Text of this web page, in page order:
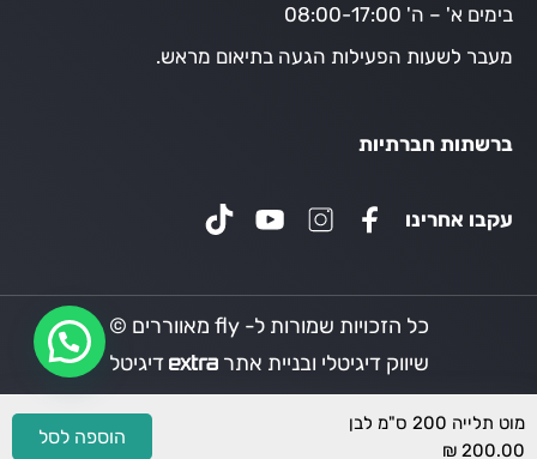
מוט תלייה 200 ס"מ לבן
200.00
₪
הוספה לסל
בימים א' – ה' 08:00-17:00
מעבר לשעות הפעילות הגעה בתיאום מראש.
ברשתות חברתיות
עקבו אחרינו
כל הזכויות שמורות ל- fly מאווררים ©
שיווק דיגיטלי ובניית אתר
דיגיטל